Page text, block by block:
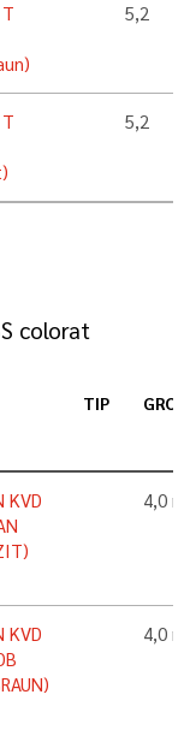
5,2
5,2
colorat
TIP
KVD
4,0
KVD
4,0